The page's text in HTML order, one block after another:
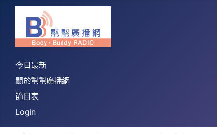
今日最新
關於幫幫廣播網
節目表
Login